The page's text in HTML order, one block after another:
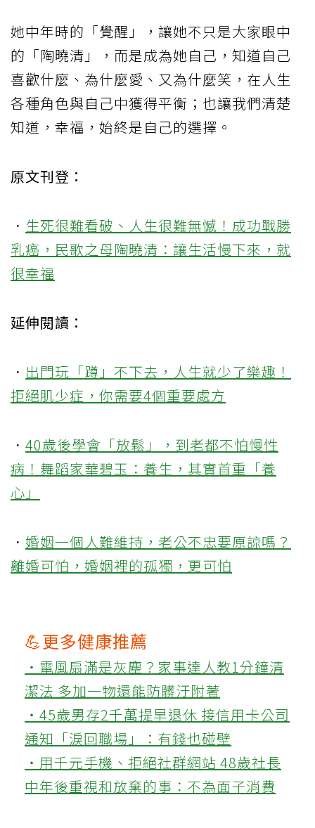
她中年時的「覺醒」，讓她不只是大家眼中
的「陶曉清」，而是成為她自己，知道自己
喜歡什麼、為什麼愛、又為什麼笑，在人生
各種角色與自己中獲得平衡；也讓我們清楚
知道，幸福，始終是自己的選擇。
原文刊登：
． 生死很難看破、人生很難無憾！成功戰勝
乳癌，民歌之母陶曉清：讓生活慢下來，就
很幸福
延伸閱讀：
． 出門玩「蹲」不下去，人生就少了樂趣！
拒絕肌少症，你需要4個重要處方
． 40歲後學會「放鬆」，到老都不怕慢性
病！舞蹈家華碧玉：養生，其實首重「養
心」
． 婚姻一個人難維持，老公不忠要原諒嗎？
離婚可怕，婚姻裡的孤獨，更可怕
💪更多健康推薦
‧電風扇滿是灰塵？家事達人教1分鐘清
潔法 多加一物還能防髒汙附著
‧45歲男存2千萬提早退休 接信用卡公司
通知「淚回職場」：有錢也碰壁
‧用千元手機、拒絕社群網站 48歲社長
中年後重視和放棄的事：不為面子消費